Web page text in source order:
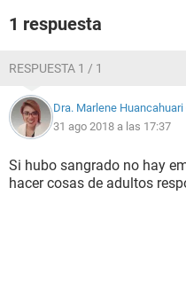
flujo, y lo introducí y salió
Tengo 16 años,
O sólo son misnervios
estamos 31.
1 respuesta
RESPUESTA 1 / 1
Dra. Marlene Huancahuari
31 ago 2018 a las 17:37
Si hubo sangrado no hay
hacer cosas de adultos